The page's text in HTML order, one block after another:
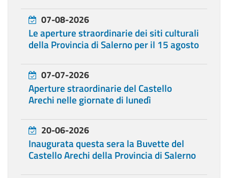
07-08-2026
Le aperture straordinarie dei siti culturali
della Provincia di Salerno per il 15 agosto
07-07-2026
Aperture straordinarie del Castello
Arechi nelle giornate di lunedì
20-06-2026
Inaugurata questa sera la Buvette del
Castello Arechi della Provincia di Salerno